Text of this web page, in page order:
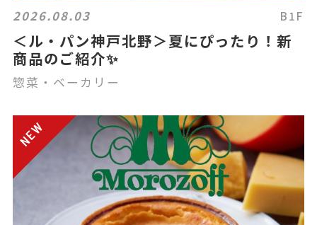
2026.08.03 B1F
＜ル・パン神戸北野＞夏にぴったり！新
商品のご紹介✨
惣菜・ベーカリー